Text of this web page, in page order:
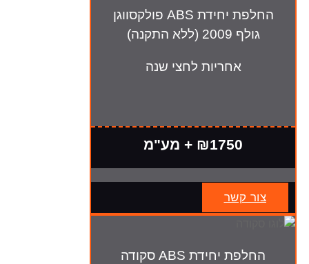
החלפת יחידת ABS פולקסווגן
גולף 2009 (ללא התקנה)
אחריות לחצי שנה
₪1750 + מע"מ
צור קשר
החלפת יחידת ABS סקודה